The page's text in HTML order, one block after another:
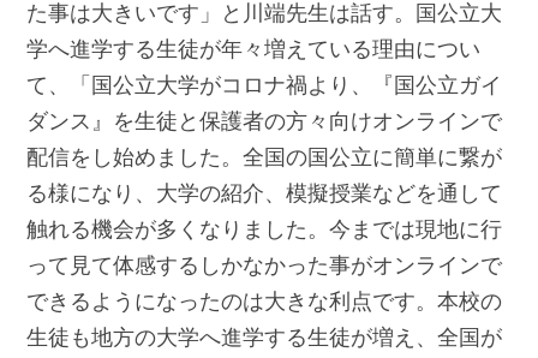
た事は大きいです」と川端先生は話す。国公立大
学へ進学する生徒が年々増えている理由につい
て、「国公立大学がコロナ禍より、『国公立ガイ
ダンス』を生徒と保護者の方々向けオンラインで
配信をし始めました。全国の国公立に簡単に繋が
る様になり、大学の紹介、模擬授業などを通して
触れる機会が多くなりました。今までは現地に行
って見て体感するしかなかった事がオンラインで
できるようになったのは大きな利点です。本校の
生徒も地方の大学へ進学する生徒が増え、全国が